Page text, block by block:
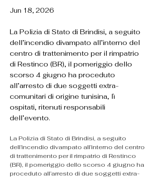
Jun 18, 2026
La Polizia di Stato di Brindisi, a seguito
dell’incendio divampato all’interno del
centro di trattenimento per il rimpatrio
di Restinco (BR), il pomeriggio dello
scorso 4 giugno ha proceduto
all’arresto di due soggetti extra-
comunitari di origine tunisina, lì
ospitati, ritenuti responsabili
dell’evento.
La Polizia di Stato di Brindisi, a seguito
dell’incendio divampato all’interno del centro
di trattenimento per il rimpatrio di Restinco
(BR), il pomeriggio dello scorso 4 giugno ha
proceduto all’arresto di due soggetti extra-